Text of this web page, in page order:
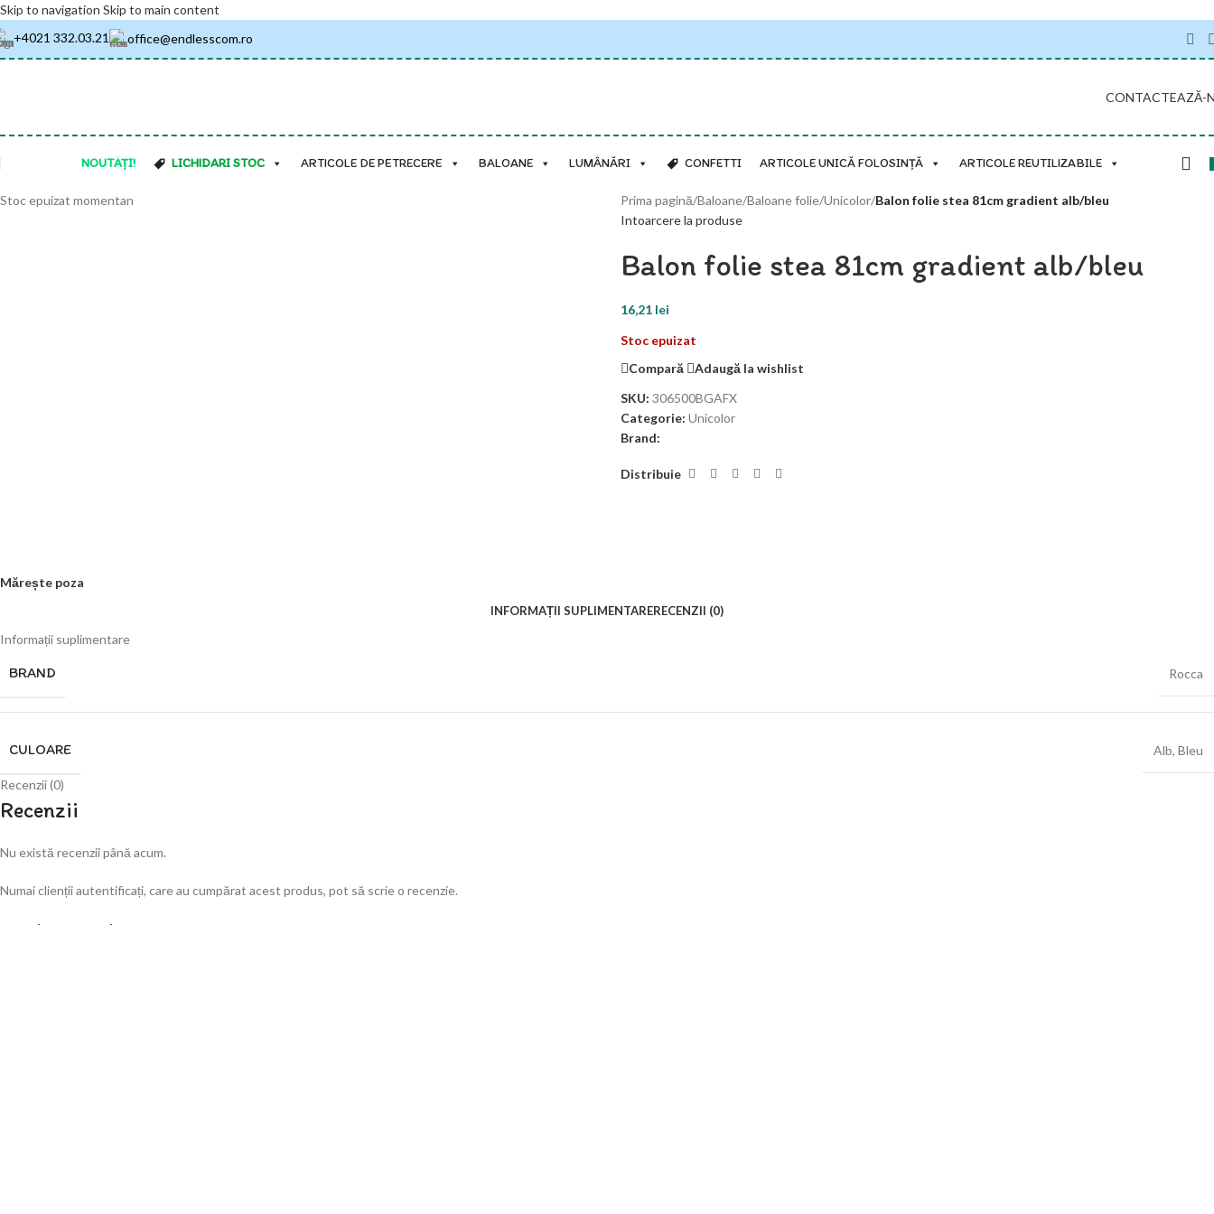
Skip to navigation Skip to main content
+4021 332.03.21
office@endlesscom.ro
CONTACTEAZĂ-
NOUTĂȚI! LICHIDARI STOC ARTICOLE DE PETRECERE BALOANE LUMÂNĂRI CONFETTI ARTICOLE UNICĂ FOLOSINȚĂ ARTICOLE REUTILIZABILE
Stoc epuizat momentan
Mărește poza
Prima pagină/Baloane/Baloane folie/Unicolor/Balon folie stea 81cm gradient alb/bleu
Intoarcere la produse
Balon folie stea 81cm gradient alb/bleu
16,21 lei
Stoc epuizat
Compară
Adaugă la wishlist
SKU: 306500BGAFX
Categorie: Unicolor
Brand:
Distribuie
INFORMAȚII SUPLIMENTARERECENZII (0)
Informații suplimentare
BRAND Rocca
CULOARE Alb, Bleu
Recenzii (0)
Recenzii
Nu există recenzii până acum.
Numai clienții autentificați, care au cumpărat acest produs, pot să scrie o recenzie.
Produse similare